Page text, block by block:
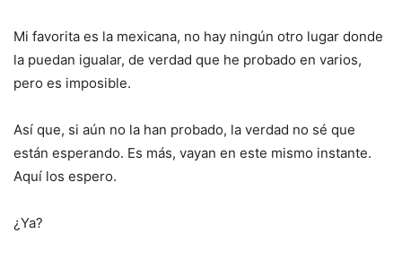
Mi favorita es la mexicana, no hay ningún otro lugar donde
la puedan igualar, de verdad que he probado en varios,
pero es imposible.
Así que, si aún no la han probado, la verdad no sé que
están esperando. Es más, vayan en este mismo instante.
Aquí los espero.
¿Ya?